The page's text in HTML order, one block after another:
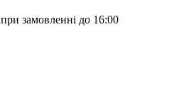
замовленні до 16:00